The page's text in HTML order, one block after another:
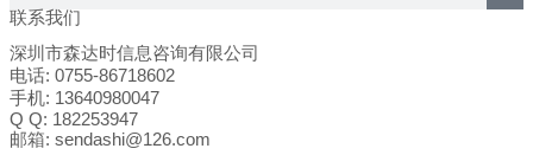
联系我们
深圳市森达时信息咨询有限公司
电话: 0755-86718602
手机: 13640980047
Q Q: 182253947
邮箱: sendashi@126.com